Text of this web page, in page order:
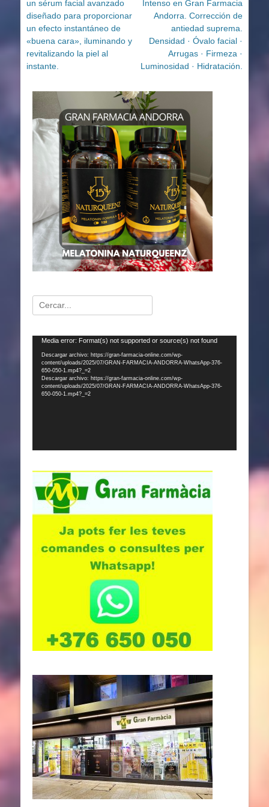
un sérum facial avanzado
diseñado para proporcionar
un efecto instantáneo de
«buena cara», iluminando y
revitalizando la piel al
instante.
Intenso en Gran Farmacia
Andorra. Corrección de
antiedad suprema.
Densidad · Óvalo facial ·
Arrugas · Firmeza ·
Luminosidad · Hidratación.
Buscar:
Reproductor
vídeo
Media error: Format(s) not supported or source(s) not found
Descargar archivo: https://gran-farmacia-online.com/wp-
content/uploads/2025/07/GRAN-FARMACIA-ANDORRA-WhatsApp-376-
650-050-1.mp4?_=2
Descargar archivo: https://gran-farmacia-online.com/wp-
content/uploads/2025/07/GRAN-FARMACIA-ANDORRA-WhatsApp-376-
650-050-1.mp4?_=2